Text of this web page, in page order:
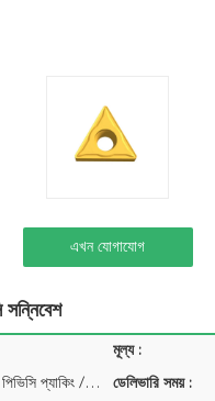
এখন যোগাযোগ
সন্নিবেশ
মূল্য :
1 পিসি / পিভিসি প্যাকিং, 10 পিসি পিভিসি প্যাকিং / প্যাক ... ডেলিভারি সময় :